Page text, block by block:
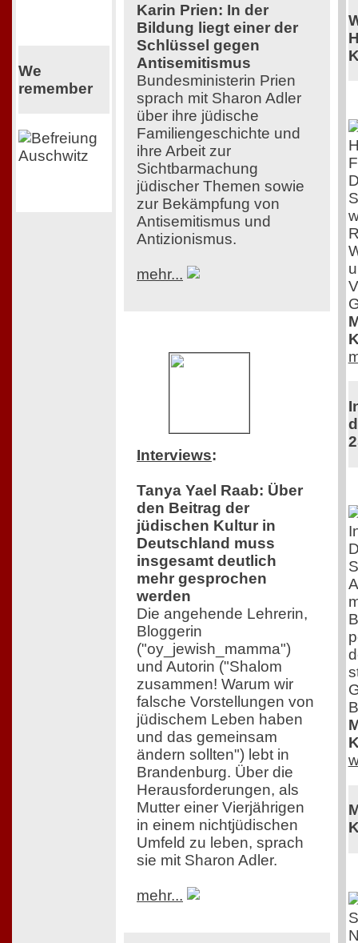
We
remember
Karin Prien: In der
Bildung liegt einer der
Schlüssel gegen
Antisemitismus
Bundesministerin Prien
sprach mit Sharon Adler
über ihre jüdische
Familiengeschichte und
ihre Arbeit zur
Sichtbarmachung
jüdischer Themen sowie
zur Bekämpfung von
Antisemitismus und
Antizionismus.
mehr...
Interviews:
Tanya Yael Raab: Über
den Beitrag der
jüdischen Kultur in
Deutschland muss
insgesamt deutlich
mehr gesprochen
werden
Die angehende Lehrerin,
Bloggerin
("oy_jewish_mamma")
und Autorin ("Shalom
zusammen! Warum wir
falsche Vorstellungen von
jüdischem Leben haben
und das gemeinsam
ändern sollten") lebt in
Brandenburg. Über die
Herausforderungen, als
Mutter einer Vierjährigen
in einem nichtjüdischen
Umfeld zu leben, sprach
sie mit Sharon Adler.
mehr...